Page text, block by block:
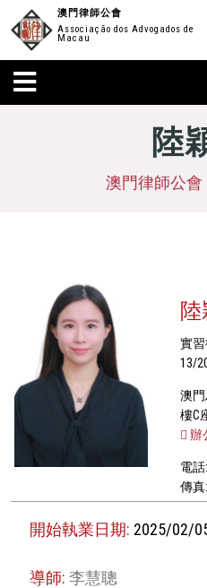
澳門律師公會
Associação dos Advogados de
Macau
陸
澳門律師公會
實習
13/
澳
樓C
辦
電話
傳真
開始執業日期: 2025/02/
導師:李慧聰